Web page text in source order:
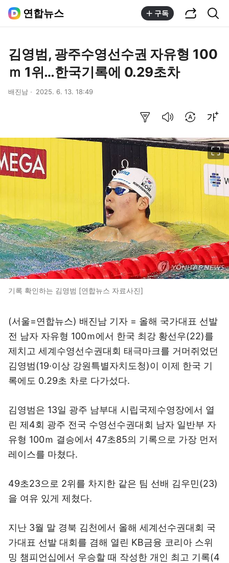
연합뉴스 구독
김영범, 광주수영선수권 자유형 100
ｍ 1위…한국기록에 0.29초차
배진남 2025. 6. 13. 18:49
기록 확인하는 김영범 [연합뉴스 자료사진]
(서울=연합뉴스) 배진남 기자 = 올해 국가대표 선발
전 남자 자유형 100ｍ에서 한국 최강 황선우(22)를
제치고 세계수영선수권대회 태극마크를 거머쥐었던
김영범(19·이상 강원특별자치도청)이 이제 한국 기
록에도 0.29초 차로 다가섰다.
김영범은 13일 광주 남부대 시립국제수영장에서 열
린 제4회 광주 전국 수영선수권대회 남자 일반부 자
유형 100ｍ 결승에서 47초85의 기록으로 가장 먼저
레이스를 마쳤다.
49초23으로 2위를 차지한 같은 팀 선배 김우민(23)
을 여유 있게 제쳤다.
지난 3월 말 경북 김천에서 올해 세계선수권대회 국
가대표 선발 대회를 겸해 열린 KB금융 코리아 스위
밍 챔피언십에서 우승할 때 작성한 개인 최고 기록(4